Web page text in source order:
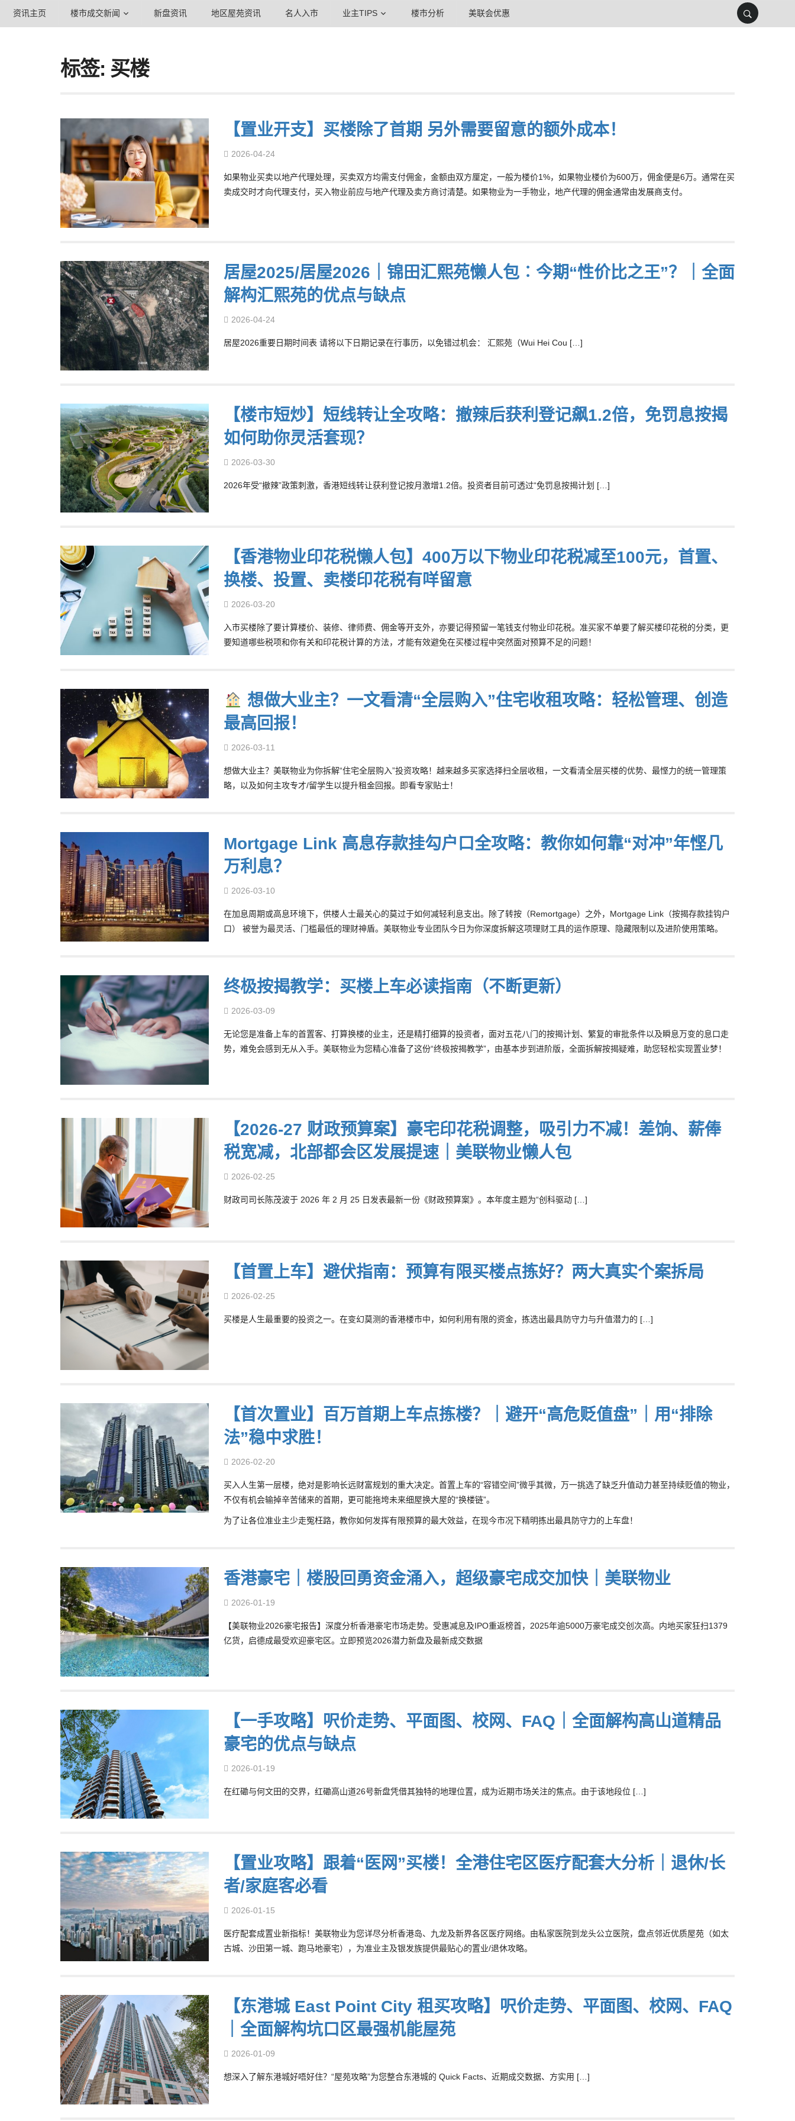
资讯主页 楼市成交新闻 新盘资讯 地区屋苑资讯 名人入市 业主TIPS 楼市分析 美联会优惠
标签: 买楼
【置业开支】买楼除了首期 另外需要留意的额外成本！
2026-04-24
如果物业买卖以地产代理处理，买卖双方均需支付佣金，金额由双方厘定，一般为楼价1%，如果物业楼价为600万，佣金便是6万。通常在买
卖成交时才向代理支付，买入物业前应与地产代理及卖方商讨清楚。如果物业为一手物业，地产代理的佣金通常由发展商支付。
居屋2025/居屋2026｜锦田汇熙苑懒人包︰今期“性价比之王”？｜全面
解构汇熙苑的优点与缺点
2026-04-24
居屋2026重要日期时间表 请将以下日期记录在行事历，以免错过机会： 汇熙苑（Wui Hei Cou […]
【楼市短炒】短线转让全攻略：撤辣后获利登记飙1.2倍，免罚息按揭
如何助你灵活套现？
2026-03-30
2026年受“撤辣”政策刺激，香港短线转让获利登记按月激增1.2倍。投资者目前可透过“免罚息按揭计划 […]
【香港物业印花税懒人包】400万以下物业印花税减至100元，首置、
换楼、投置、卖楼印花税有咩留意
2026-03-20
入市买楼除了要计算楼价、装修、律师费、佣金等开支外，亦要记得预留一笔钱支付物业印花税。准买家不单要了解买楼印花税的分类，更
要知道哪些税项和你有关和印花税计算的方法，才能有效避免在买楼过程中突然面对预算不足的问题！
想做大业主？一文看清“全层购入”住宅收租攻略：轻松管理、创造
最高回报！
2026-03-11
想做大业主？美联物业为你拆解“住宅全层购入”投资攻略！越来越多买家选择扫全层收租，一文看清全层买楼的优势、最悭力的统一管理策
略，以及如何主攻专才/留学生以提升租金回报。即看专家贴士！
Mortgage Link 高息存款挂勾户口全攻略：教你如何靠“对冲”年悭几
万利息？
2026-03-10
在加息周期或高息环境下，供楼人士最关心的莫过于如何减轻利息支出。除了转按（Remortgage）之外，Mortgage Link（按揭存款挂钩户
口） 被誉为最灵活、门槛最低的理财神盾。美联物业专业团队今日为你深度拆解这项理财工具的运作原理、隐藏限制以及进阶使用策略。
终极按揭教学：买楼上车必读指南（不断更新）
2026-03-09
无论您是准备上车的首置客、打算换楼的业主，还是精打细算的投资者，面对五花八门的按揭计划、繁复的审批条件以及瞬息万变的息口走
势，难免会感到无从入手。美联物业为您精心准备了这份“终极按揭教学”，由基本步到进阶版，全面拆解按揭疑难，助您轻松实现置业梦！
【2026-27 财政预算案】豪宅印花税调整，吸引力不减！差饷、薪俸
税宽减，北部都会区发展提速｜美联物业懒人包
2026-02-25
财政司司长陈茂波于 2026 年 2 月 25 日发表最新一份《财政预算案》。本年度主题为“创科驱动 […]
【首置上车】避伏指南：预算有限买楼点拣好？两大真实个案拆局
2026-02-25
买楼是人生最重要的投资之一。在变幻莫测的香港楼市中，如何利用有限的资金，拣选出最具防守力与升值潜力的 […]
【首次置业】百万首期上车点拣楼？｜避开“高危贬值盘”｜用“排除
法”稳中求胜！
2026-02-20
买入人生第一层楼，绝对是影响长远财富规划的重大决定。首置上车的“容错空间”微乎其微，万一挑选了缺乏升值动力甚至持续贬值的物业，
不仅有机会输掉辛苦储来的首期，更可能拖垮未来细屋换大屋的“换楼链”。
为了让各位准业主少走冤枉路，教你如何发挥有限预算的最大效益，在现今市况下精明拣出最具防守力的上车盘！
香港豪宅｜楼股回勇资金涌入，超级豪宅成交加快｜美联物业
2026-01-19
【美联物业2026豪宅报告】深度分析香港豪宅市场走势。受惠减息及IPO重返榜首，2025年逾5000万豪宅成交创次高。内地买家狂扫1379
亿货，启德成最受欢迎豪宅区。立即预览2026潜力新盘及最新成交数据
【一手攻略】呎价走势、平面图、校网、FAQ｜全面解构高山道精品
豪宅的优点与缺点
2026-01-19
在红磡与何文田的交界，红磡高山道26号新盘凭借其独特的地理位置，成为近期市场关注的焦点。由于该地段位 […]
【置业攻略】跟着“医网”买楼！全港住宅区医疗配套大分析｜退休/长
者/家庭客必看
2026-01-15
医疗配套成置业新指标！美联物业为您详尽分析香港岛、九龙及新界各区医疗网络。由私家医院到龙头公立医院，盘点邻近优质屋苑（如太
古城、沙田第一城、跑马地豪宅），为准业主及银发族提供最贴心的置业/退休攻略。
【东港城 East Point City 租买攻略】呎价走势、平面图、校网、FAQ
｜全面解构坑口区最强机能屋苑
2026-01-09
想深入了解东港城好唔好住？“屋苑攻略”为您整合东港城的 Quick Facts、近期成交数据、方实用 […]